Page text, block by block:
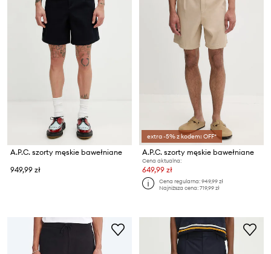
A.P.C. szorty męskie bawełniane
949,99 zł
extra -5% z kodem: OFF*
A.P.C. szorty męskie bawełniane
Cena aktualna:
649,99 zł
Cena regularna:949,99 zł
Najniższa cena:719,99 zł